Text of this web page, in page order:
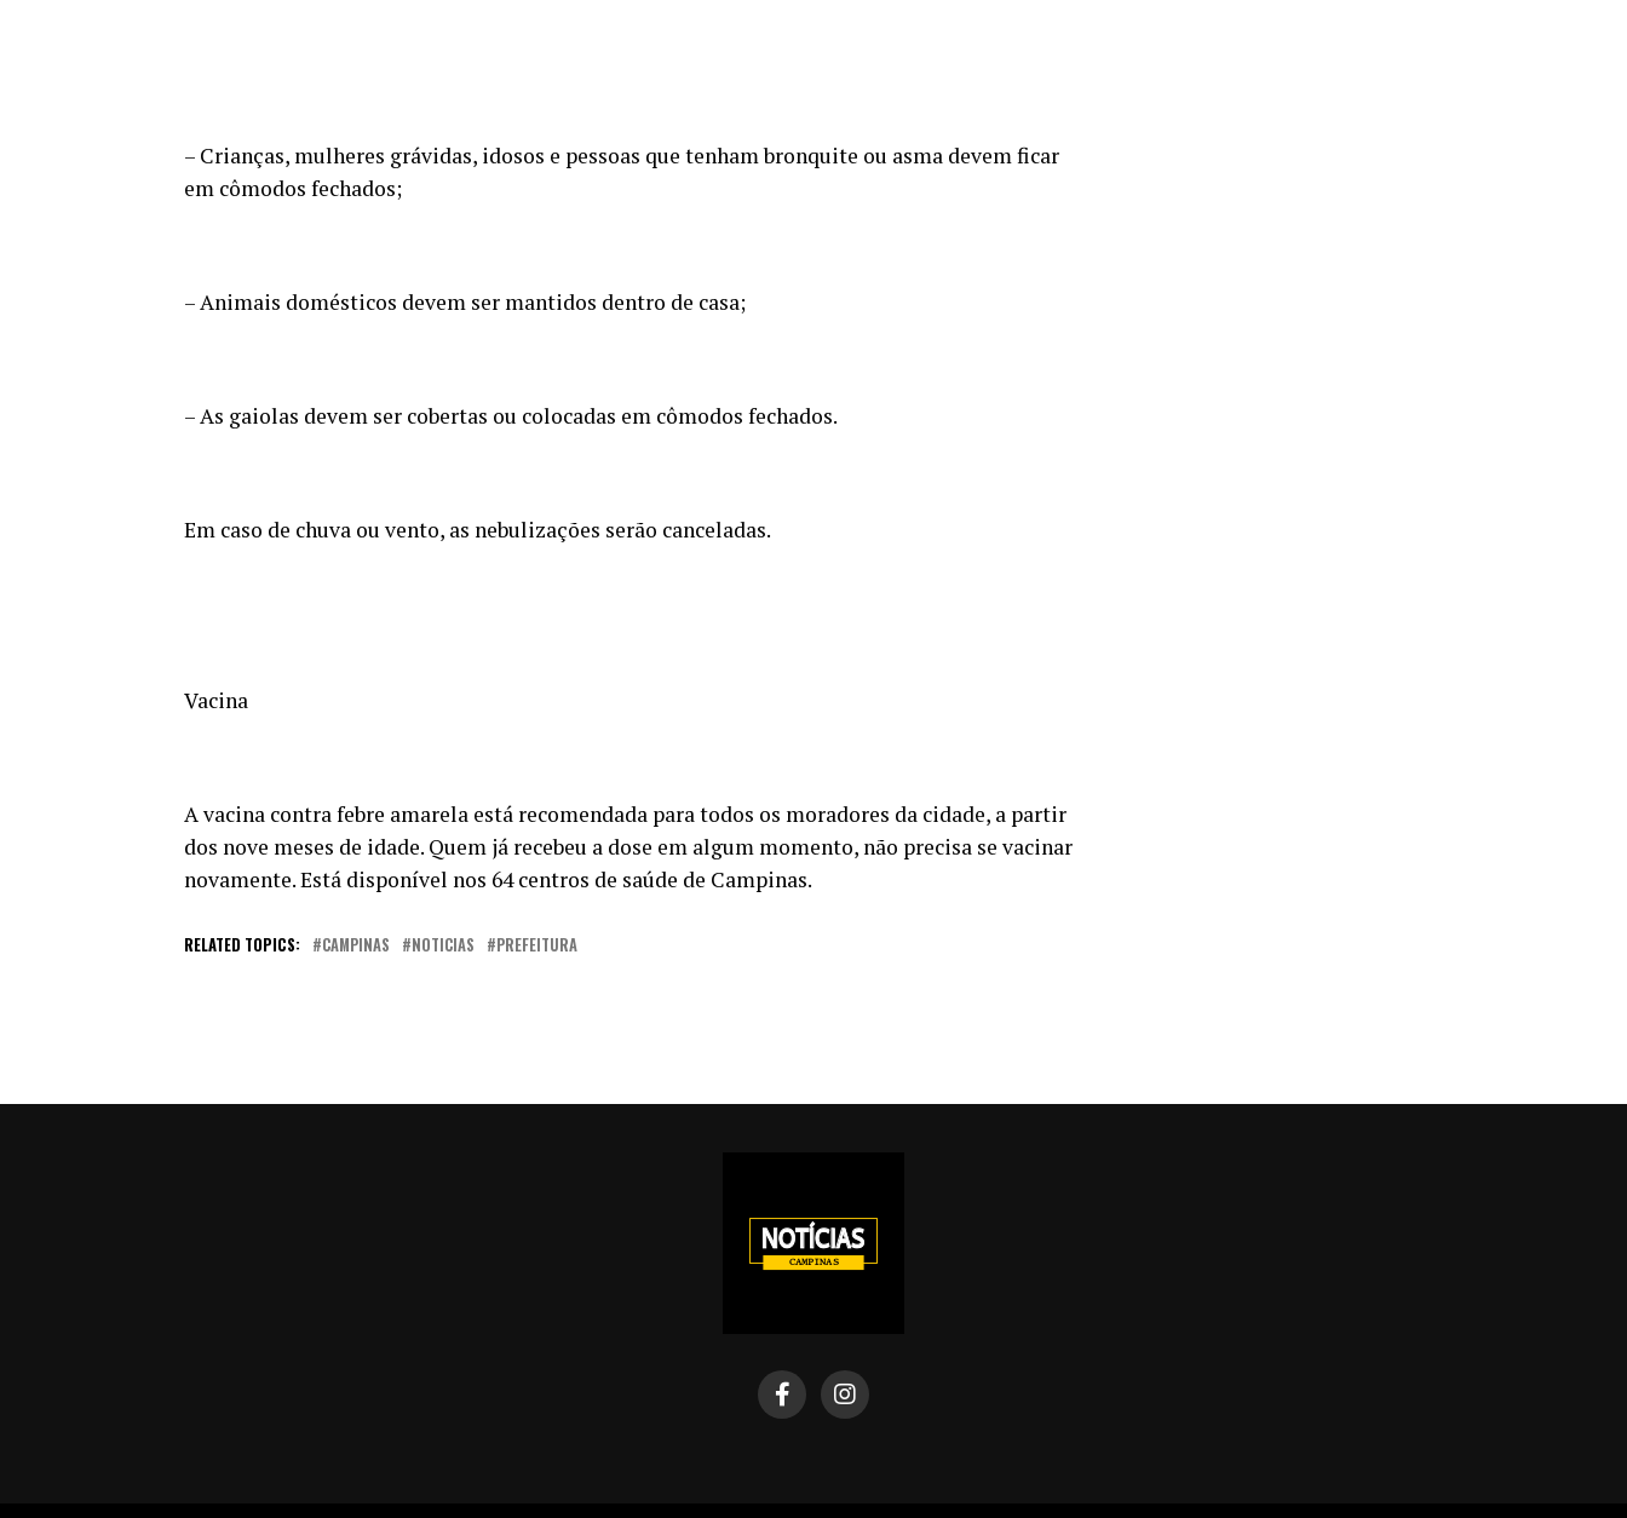
– Crianças, mulheres grávidas, idosos e pessoas que tenham bronquite ou asma devem ficar
em cômodos fechados;
– Animais domésticos devem ser mantidos dentro de casa;
– As gaiolas devem ser cobertas ou colocadas em cômodos fechados.
Em caso de chuva ou vento, as nebulizações serão canceladas.
Vacina
A vacina contra febre amarela está recomendada para todos os moradores da cidade, a partir
dos nove meses de idade. Quem já recebeu a dose em algum momento, não precisa se vacinar
novamente. Está disponível nos 64 centros de saúde de Campinas.
RELATED TOPICS: CAMPINAS NOTICIAS PREFEITURA